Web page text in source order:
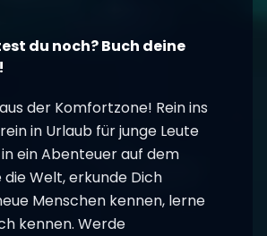
du noch? Buch deine
der Komfortzone! Rein ins
in Urlaub für junge Leute
ein Abenteuer auf dem
die Welt, erkunde Dich
Menschen kennen, lerne
kennen. Werde